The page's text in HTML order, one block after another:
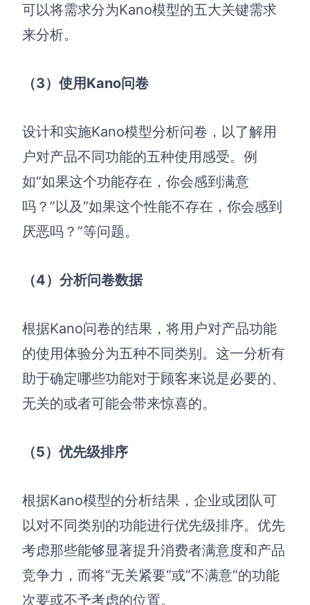
可以将需求分为Kano模型的五大关键需求
来分析。
（3）使用Kano问卷
设计和实施Kano模型分析问卷，以了解用
户对产品不同功能的五种使用感受。例
如“如果这个功能存在，你会感到满意
吗？”以及“如果这个性能不存在，你会感到
厌恶吗？”等问题。
（4）分析问卷数据
根据Kano问卷的结果，将用户对产品功能
的使用体验分为五种不同类别。这一分析有
助于确定哪些功能对于顾客来说是必要的、
无关的或者可能会带来惊喜的。
（5）优先级排序
根据Kano模型的分析结果，企业或团队可
以对不同类别的功能进行优先级排序。优先
考虑那些能够显著提升消费者满意度和产品
竞争力，而将“无关紧要“或”不满意“的功能
次要或不予考虑的位置。